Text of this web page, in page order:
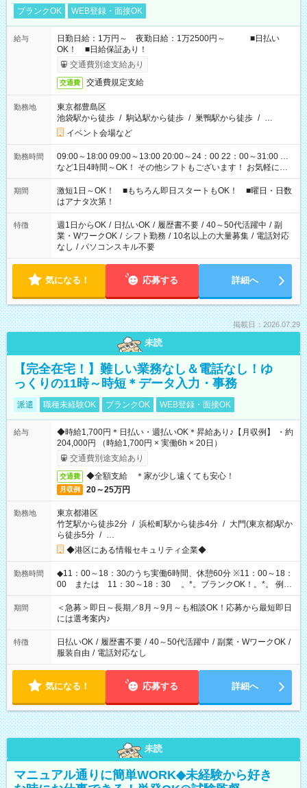
ブランクOK WEB登録・面接OK
給与
日勤日給：1万円～ 夜勤日給：1万2500円～ ■日払い
OK！ ■日給保証あり！
交通費別途支給あり
交通費 交通費規定支給
勤務地
東京都豊島区
池袋駅から徒歩 / 駒込駅から徒歩 / 巣鴨駅から徒歩 / …
イベント会場など
勤務時間
09:00～18:00 09:00～13:00 20:00～24：00 22：00～31:00 …
など1日4時間～OK！ その他シフトもございます！ お気軽にご
相談ください！
期間
激短1日～OK！ ■もちろん即日スタートもOK！ ■曜日・日数
はアナタ次第！
特徴 週1日からOK / 日払いOK / 履歴書不要 / 40～50代活躍中 / 副
業・WワークOK / シフト勤務 / 10名以上の大量募集 / 電話対応
なし / パソコンスキル不要
気になる！ 応募する 詳細へ
掲載日：2026.07.29
未読
【完全在宅！】難しい業務なし＆電話なし！ゆ
っくりの11時～時短＊データ入力・事務
派遣 職種未経験OK ブランクOK WEB登録・面接OK
給与
◆時給1,700円＊日払い・週払いOK＊昇給あり♪【月収例】 ・約
204,000円 （時給1,700円 × 実働6h × 20日）
交通費別途支給あり
交通費 ◆全額支給 ＊家が少し遠くても安心！
月収例 20～25万円
勤務地
東京都港区
竹芝駅から徒歩2分 / 浜松町駅から徒歩4分 / 大門(東京都)駅か
ら徒歩5分 / …
◆港区にある情報セキュリティ企業◆
勤務時間
◆11：00～18：30のうち実働6時間、休憩60分 ※11：00～18：
00 または 11：30～18：30 。*。ブランクOK！。*。 例え
ば前職が、 在宅/財団法人/事務/コールセンター/受付/販売/カフェ
スタッフ スイーツ販売/ホテルフロント/化粧品販売/など 様々な
業界から入社して活躍されています♪
期間
＜急募＞即日～長期／8月～9月～も相談OK！応募から最短即日
には選考案内♪
特徴 日払いOK / 履歴書不要 / 40～50代活躍中 / 副業・WワークOK /
服装自由 / 電話対応なし
気になる！ 応募する 詳細へ
未読
マニュアル通りに簡単WORK◆未経験から好き